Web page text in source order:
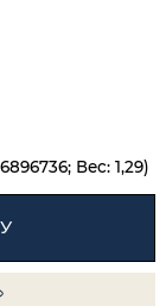
Вес: 1,29)